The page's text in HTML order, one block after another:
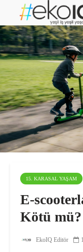
15. KARASAL YAŞAM
E-
Kötü mü?
EkoIQ Editör